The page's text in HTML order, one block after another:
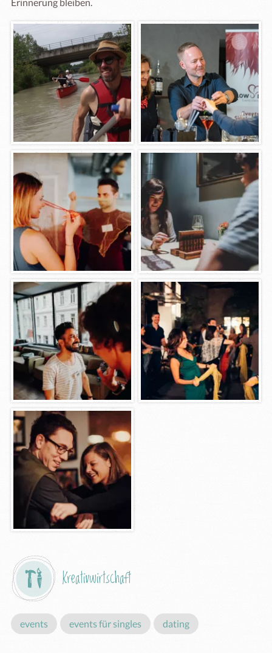
Kreativwirtschaft
events events für singles dating